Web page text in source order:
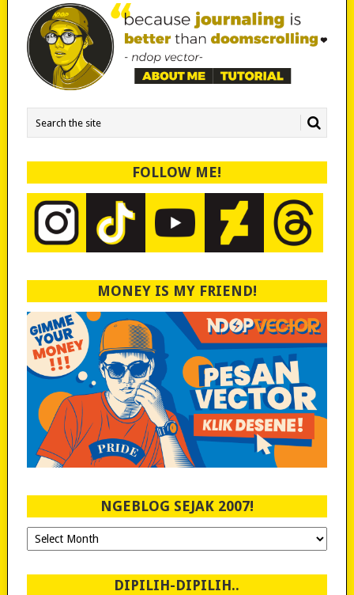
FOLLOW ME!
MONEY IS MY FRIEND!
NGEBLOG SEJAK 2007!
Ngeblog
Sejak
DIPILIH-DIPILIH..